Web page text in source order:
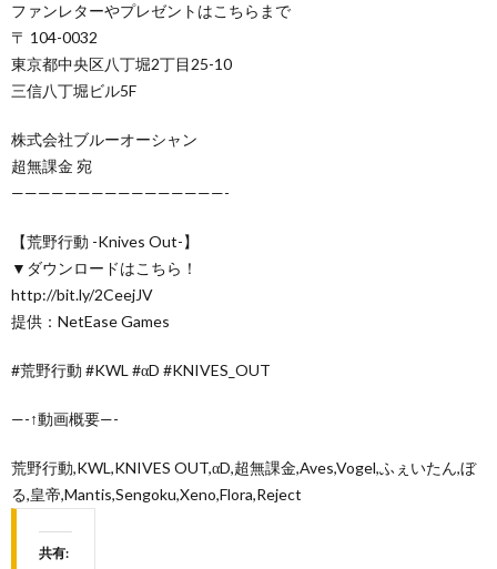
ファンレターやプレゼントはこちらまで
〒 104-0032
東京都中央区八丁堀2丁目25-10
三信八丁堀ビル5F
株式会社ブルーオーシャン
超無課金 宛
————————————————-
【荒野行動 -Knives Out-】
▼ダウンロードはこちら！
http://bit.ly/2CeejJV
提供：NetEase Games
#荒野行動 #KWL #αD #KNIVES_OUT
—-↑動画概要—-
荒野行動,KWL,KNIVES OUT,αD,超無課金,Aves,Vogel,ふぇいたん,ぼ
る,皇帝,Mantis,Sengoku,Xeno,Flora,Reject
共有: